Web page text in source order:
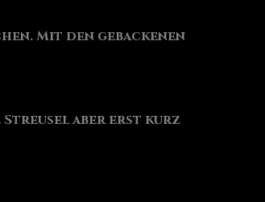
Mit den gebackenen
Streusel aber erst kurz